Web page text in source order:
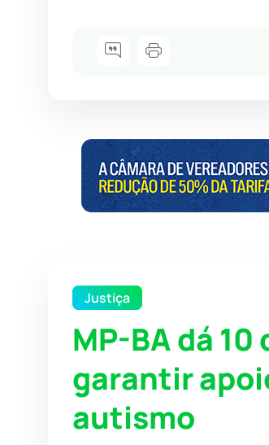
Justiça
MP-BA dá
garantir
autismo